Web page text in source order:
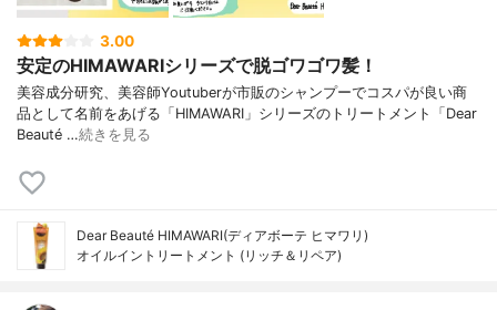
3.00
安定のHIMAWARIシリーズで脱ゴワゴワ髪！
美容成分研究、美容師Youtuberが市販のシャンプーでコスパが良い商
品として名前をあげる「HIMAWARI」シリーズのトリートメント「Dear
Beauté …続きを見る
Dear Beauté HIMAWARI(ディアボーテ ヒマワリ)
オイルイントリートメント (リッチ＆リペア)